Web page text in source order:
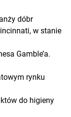
dóbr
w stanie
Gamble’a.
rynku
do higieny